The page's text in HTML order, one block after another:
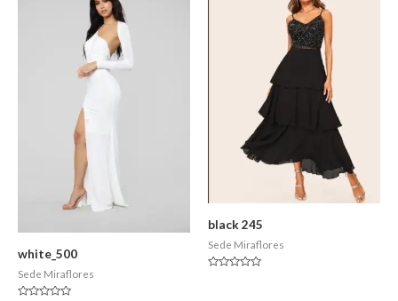
white_500
Sede Miraflores
black 245
Sede Miraflores